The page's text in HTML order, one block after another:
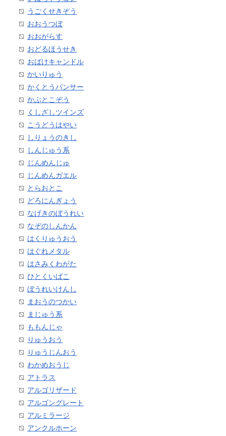
うごくせきぞう
おおうつぼ
おおがらす
おどるほうせき
おばけキャンドル
かいりゅう
かくとうパンサー
かぶとこぞう
くしざしツインズ
こうどうはやい
しりょうのきし
しんじゅう系
じんめんじゅ
じんめんガエル
とらおとこ
どろにんぎょう
なげきのぼうれい
なぞのしんかん
はくりゅうおう
はぐれメタル
はさみくわがた
ひとくいばこ
ぼうれいけんし
まおうのつかい
まじゅう系
ももんじゃ
りゅうおう
りゅうじんおう
わかめおうじ
アトラス
アルゴリザード
アルゴングレート
アルミラージ
アンクルホーン